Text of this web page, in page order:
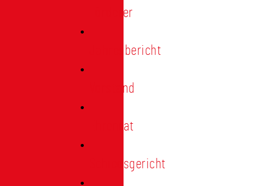
Förderer
Jahresbericht
Vorstand
Ehrenrat
Schiedsgericht